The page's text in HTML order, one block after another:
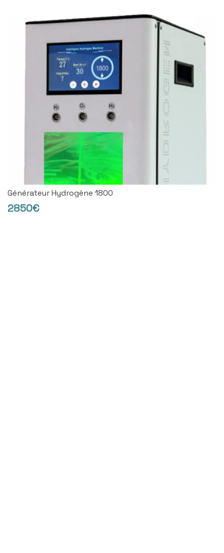
Générateur Hydrogène 1800
2850€